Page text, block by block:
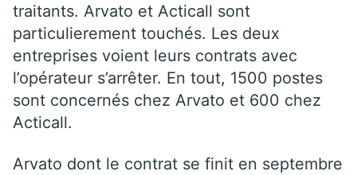
traitants. Arvato et Acticall sont
particulierement touchés. Les deux
entreprises voient leurs contrats avec
l’opérateur s’arrêter. En tout, 1500 postes
sont concernés chez Arvato et 600 chez
Acticall.
Arvato dont le contrat se finit en septembre